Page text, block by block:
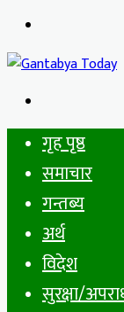
for
गृह पृष्ठ
समाचार
गन्तब्य
अर्थ
विदेश
सुरक्षा/